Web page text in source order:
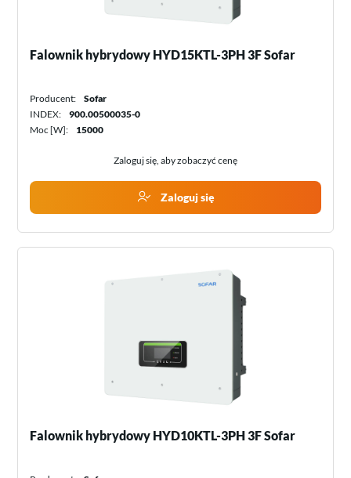
Falownik hybrydowy HYD15KTL-3PH 3F Sofar
Producent:
Sofar
INDEX:
900.00500035-0
Moc [W]:
15000
Zaloguj się, aby zobaczyć cenę
Zaloguj się
Falownik hybrydowy HYD10KTL-3PH 3F Sofar